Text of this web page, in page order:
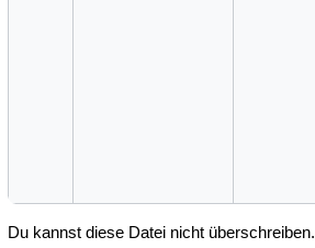
Du kannst diese Datei nicht überschreiben.